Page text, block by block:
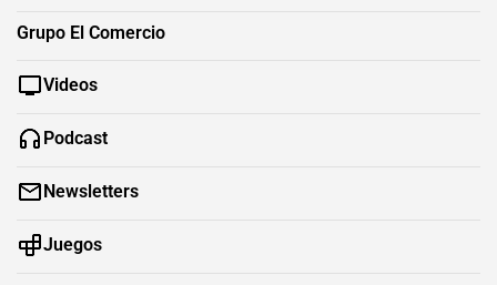
Grupo El Comercio
Videos
Podcast
Newsletters
Juegos